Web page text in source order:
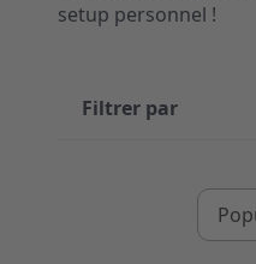
setup personnel !
Filtrer par